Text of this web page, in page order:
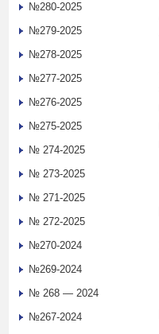
№280-2025
№279-2025
№278-2025
№277-2025
№276-2025
№275-2025
№ 274-2025
№ 273-2025
№ 271-2025
№ 272-2025
№270-2024
№269-2024
№ 268 — 2024
№267-2024